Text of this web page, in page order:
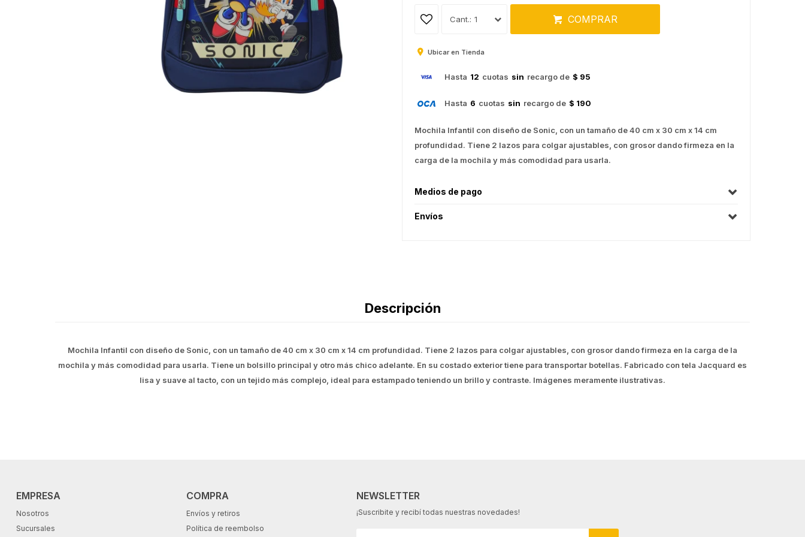
1 COMPRAR
Ubicar en Tienda
Hasta 12 cuotas sin recargo de $ 95
Hasta 6 cuotas sin recargo de $ 190
Mochila Infantil con diseño de Sonic, con un tamaño de 40 cm x 30 cm x 14 cm
profundidad. Tiene 2 lazos para colgar ajustables, con grosor dando firmeza en la
carga de la mochila y más comodidad para usarla.
Medios de pago
Envíos
Descripción
Mochila Infantil con diseño de Sonic, con un tamaño de 40 cm x 30 cm x 14 cm profundidad. Tiene 2 lazos para colgar ajustables, con grosor dando firmeza en la carga de la
mochila y más comodidad para usarla. Tiene un bolsillo principal y otro más chico adelante. En su costado exterior tiene para transportar botellas. Fabricado con tela Jacquard es
lisa y suave al tacto, con un tejido más complejo, ideal para estampado teniendo un brillo y contraste. Imágenes meramente ilustrativas.
EMPRESA
Nosotros
Sucursales
COMPRA
Envíos y retiros
Política de reembolso
NEWSLETTER
¡Suscribite y recibí todas nuestras novedades!